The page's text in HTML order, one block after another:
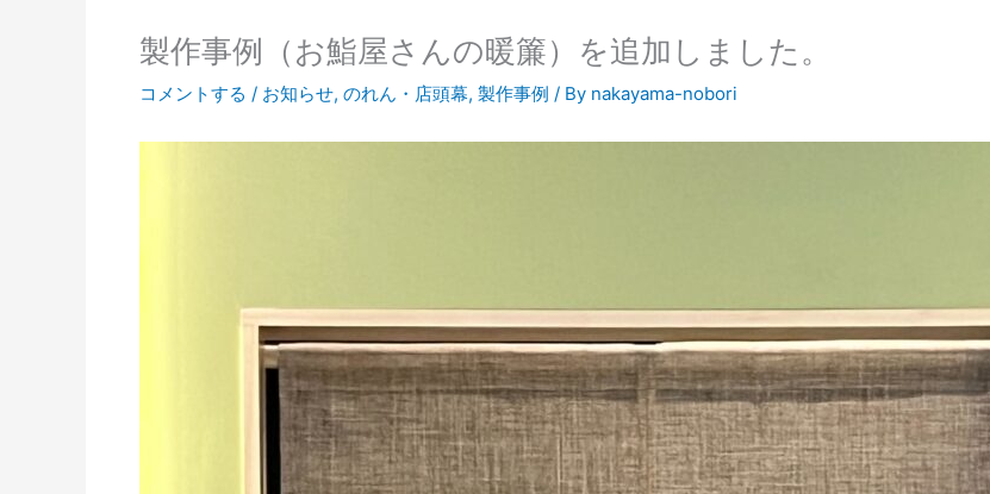
製作事例（お鮨屋さんの暖簾）を追加しました。
コメントする / お知らせ, のれん・店頭幕, 製作事例 / By nakayama-nobori